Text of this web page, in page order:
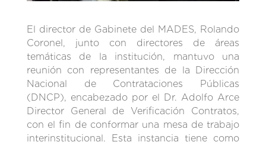
El director de Gabinete del MADES, Rolando
Coronel, junto con directores de áreas
temáticas de la institución, mantuvo una
reunión con representantes de la Dirección
Nacional de Contrataciones Públicas
(DNCP), encabezado por el Dr. Adolfo Arce
Director General de Verificación Contratos,
con el fin de conformar una mesa de trabajo
interinstitucional. Esta instancia tiene como